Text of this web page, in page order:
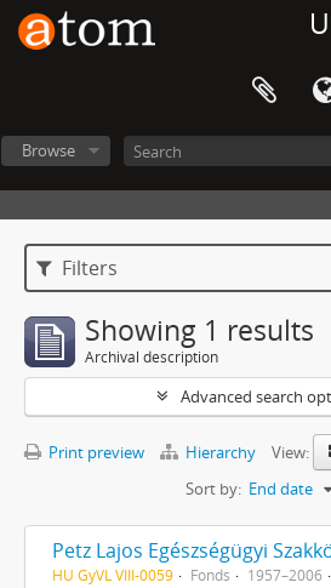
Browse
Filters
Showing 1 results
Archival description
Advanced search
Print preview Hierarchy
View:
Sort by: End date
HU GyVL VIII-0059 Fonds
1957–2006